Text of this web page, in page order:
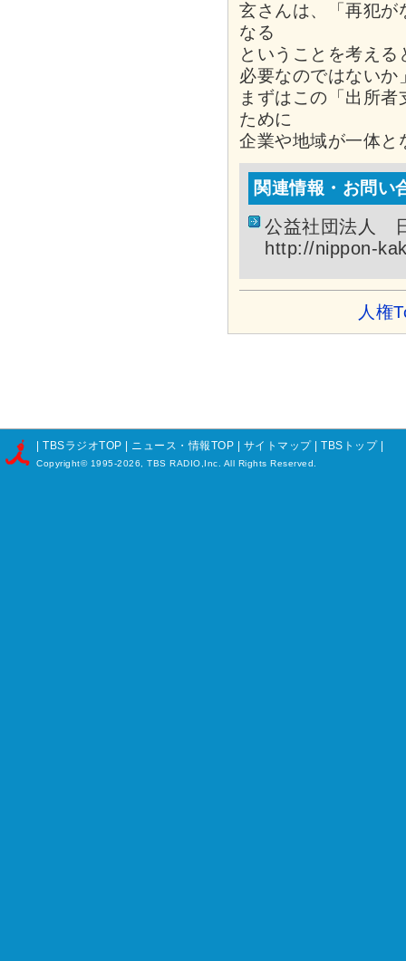
玄さんは、「再犯が
なる
ということを考え
必要なのではないか
まずはこの「出所
ために
企業や地域が一体と
関連情報・お問い
公益社団法人
http://nippon-
人権
TBSラジオTOP ニュース・情報TOP サイトマップ TBSトップ|
Copyright© 1995-2026, TBS RADIO,Inc. All Rights Reserved.